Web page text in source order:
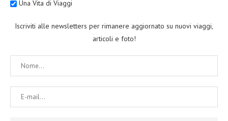
Una Vita di Viaggi
Iscriviti alle newsletters per rimanere aggiornato su nuovi viaggi,
articoli e foto!